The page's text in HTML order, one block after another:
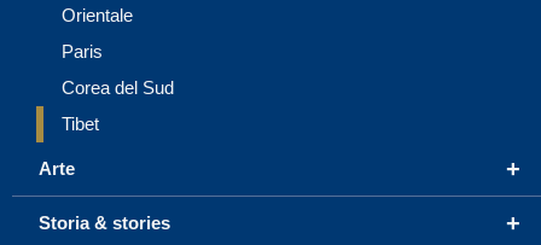
Orientale
Paris
Corea del Sud
Tibet
+
Arte
+
Storia & stories